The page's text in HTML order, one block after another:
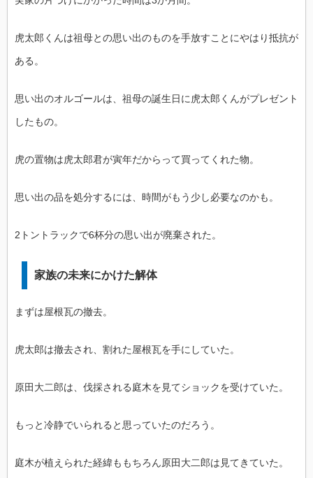
虎太郎くんは祖母との思い出のものを手放すことにやはり抵抗が
ある。
思い出のオルゴールは、祖母の誕生日に虎太郎くんがプレゼント
したもの。
虎の置物は虎太郎君が寅年だからって買ってくれた物。
思い出の品を処分するには、時間がもう少し必要なのかも。
2トントラックで6杯分の思い出が廃棄された。
家族の未来にかけた解体
まずは屋根瓦の撤去。
虎太郎は撤去され、割れた屋根瓦を手にしていた。
原田大二郎は、伐採される庭木を見てショックを受けていた。
もっと冷静でいられると思っていたのだろう。
庭木が植えられた経緯ももちろん原田大二郎は見てきていた。